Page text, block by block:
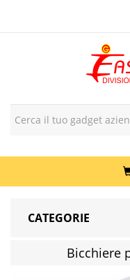
CATEGORIE
Bicchiere